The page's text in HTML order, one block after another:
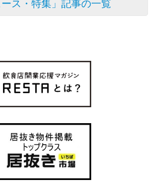
ース・特集」記事の一覧